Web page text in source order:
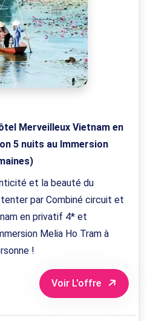
Merveilleux Vietnam en
5 nuits au Immersion
et la beauté du
par Combiné circuit et
en privatif 4* et
Melia Ho Tram à
!
Voir L'offre